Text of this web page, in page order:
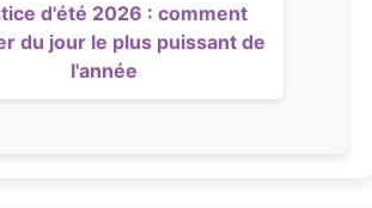
d'été 2026 : comment
du jour le plus puissant de
l'année